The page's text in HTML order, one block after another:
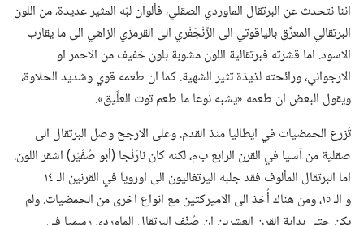
اننا نتحدث عن البرتقال الماوردي الصقلي،‏ فألوان لبّه المثير عديدة،‏ من اللون
البرتقالي المعرَّق بالياقوتي الى الزِّنْجَفْري الى القرمزي الزاهي الى ما يقارب
الاسود.‏ اما قشرته فبرتقالية اللون مشوبة بلون خفيف من الاحمر او
الارجواني،‏ ورائحته لذيذة تثير الشهية.‏ كما ان طعمه قوي وشديد الحلاوة،‏
ويقول البعض ان طعمه «يشبه نوعا ما طعم توت العلَّيق».‏
تُزرع الحمضيات في ايطاليا منذ القدم.‏ وعلى الارجح وصل البرتقال الى
صقلية من آسيا في القرن الرابع ب‌م،‏ لكنه كان نارَنْجا (‏أبو صُفَيْر)‏ اشقر اللون.‏
اما البرتقال المألوف فقد جلبه الپرتغاليون الى اوروپا في القرنين الـ‍ ١٤
و الـ‍ ١٥،‏ ومن هناك أُخذ الى الاميركتين مع انواع اخرى من الحمضيات.‏ ولم